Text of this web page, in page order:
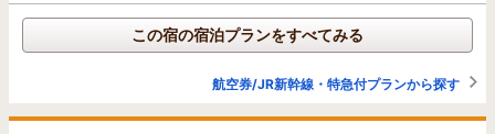
この宿の宿泊プランをすべてみる
航空券/JR新幹線・特急付プランから探す